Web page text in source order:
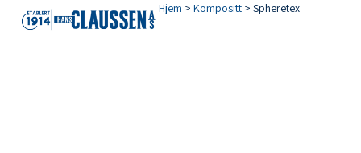
SkipOpen
Close
Hjem >Kompositt >Spheretex